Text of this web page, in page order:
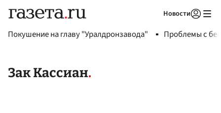
Новости
Покушение на главу "Уралдронзавода" Проблемы с
Зак Кассиан